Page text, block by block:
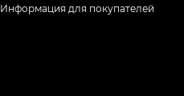
Информация для покупателей